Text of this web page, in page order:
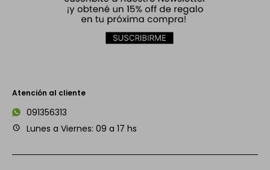
Atención al cliente
091356313
Lunes a Viernes: 09 a 17 hs